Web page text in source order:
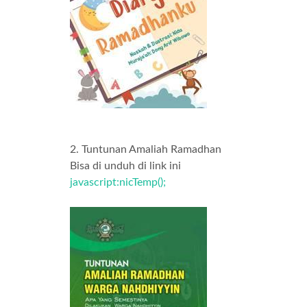
2. Tuntunan Amaliah Ramadhan
Bisa di unduh di link ini
javascript:nicTemp();